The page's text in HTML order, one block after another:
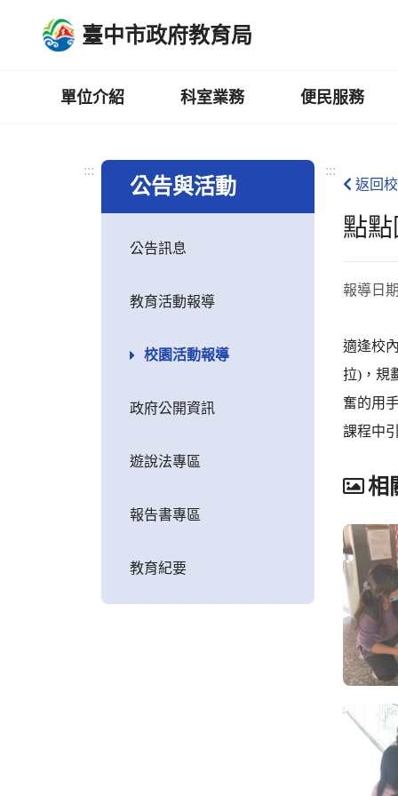
臺中市政府教育局
單位介紹 科室業務 便民服務
:::
公告與活動
公告訊息
教育活動報導
校園活動報導
政府公開資訊
遊說法專區
報告書專區
教育紀要
:::
返回
點
報導日
適逢校
拉)，規
奮的用
課程中
相